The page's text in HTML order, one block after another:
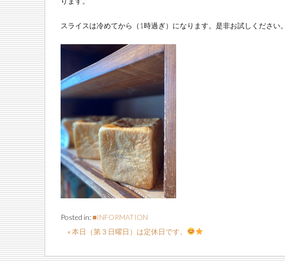
スライスは冷めてから（1時過ぎ）になります。是非お試しください。
Posted in:■INFORMATION
« 本日（第３日曜日）は定休日です。